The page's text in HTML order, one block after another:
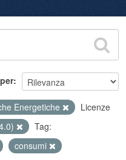
Energetiche
Licenze
Tag:
consumi